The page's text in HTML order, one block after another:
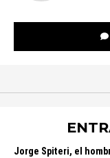
Jorge Spiteri, el